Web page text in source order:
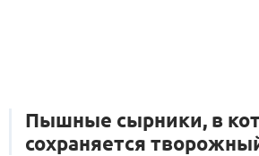
Пышные сырники, в
сохраняется